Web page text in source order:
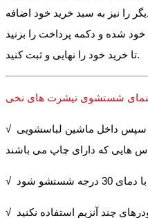
را نیز به سبد خرید خود اضافه
خود شده و دکمه پرداخت را بزنید
تا خرید خود را نهایی و ثبت کنید.
√ تیشرت ها را پشت و رو کرده و سپس داخل ماشین لباسشویی